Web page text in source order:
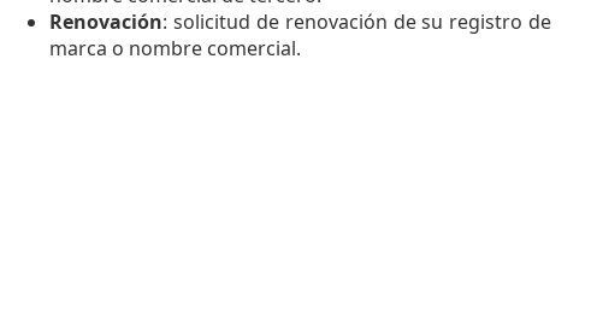
Renovación: solicitud de renovación de su registro de
marca o nombre comercial.